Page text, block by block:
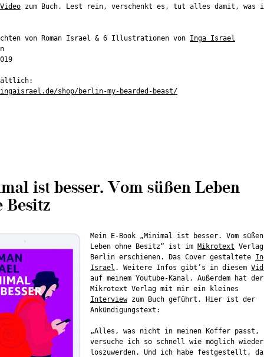
Video zum Buch. Lest rein, verschenkt es, tut alles damit, was
von Roman Israel & 6 Illustrationen von Inga Israel
shop/berlin-my-bearded-beast/
ist besser. Vom süßen Leben
Besitz
Mein E-Book „Minimal ist besser. Vom süßen
Leben ohne Besitz“ ist im Mikrotext Verlag
Berlin erschienen. Das Cover gestaltete
Israel . Weitere Infos gibt’s in diesem
auf meinem Youtube-Kanal. Außerdem hat der
Mikrotext Verlag mit mir ein kleines
Interviewzum Buch geführt. Hier ist der
Ankündigungstext:
„Alles, was nicht in meinen Koffer passt,
versuche ich so schnell wie möglich wieder
loszuwerden. Und ich habe festgestellt,